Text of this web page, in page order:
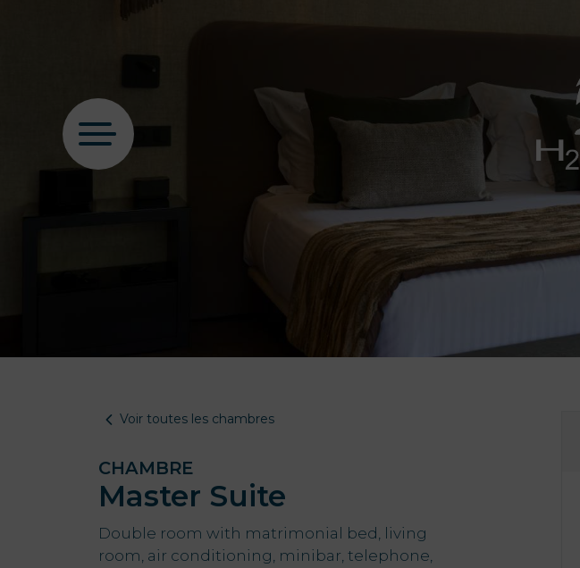
Voir toutes les chambres
CHAMBRE
Master Suite
Double room with matrimonial bed, living
room, air conditioning, minibar, telephone,